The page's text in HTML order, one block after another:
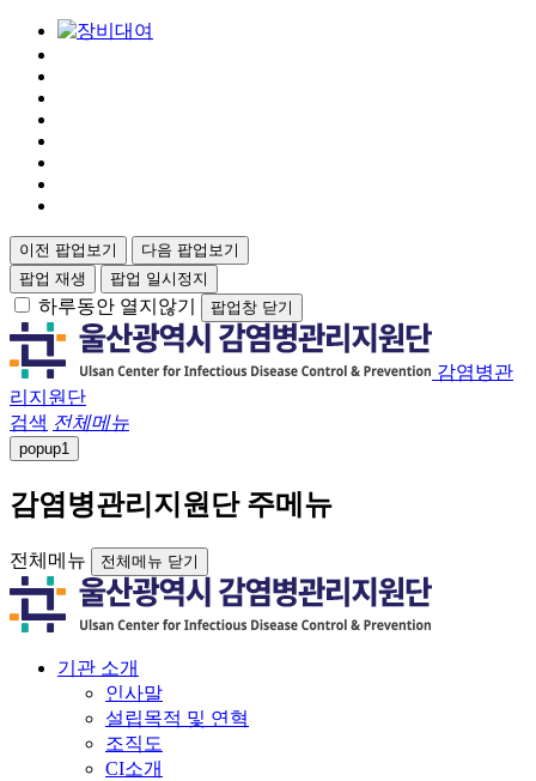
이전 팝업보기
다음 팝업보기
팝업 재생
팝업 일시정지
하루동안 열지않기 팝업창 닫기
감염병관
리지원단
검색 전체메뉴
popup1
감염병관리지원단 주메뉴
전체메뉴 전체메뉴 닫기
기관 소개
인사말
설립목적 및 연혁
조직도
CI소개